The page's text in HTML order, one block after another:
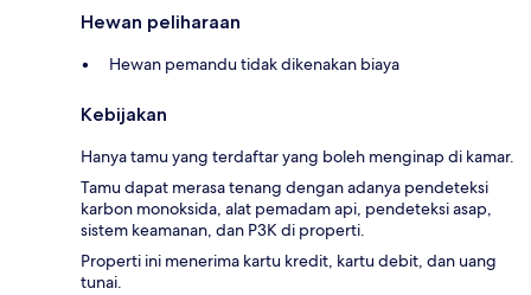
Hewan peliharaan
Hewan pemandu tidak dikenakan biaya
Kebijakan
Hanya tamu yang terdaftar yang boleh menginap di kamar.
Tamu dapat merasa tenang dengan adanya pendeteksi
karbon monoksida, alat pemadam api, pendeteksi asap,
sistem keamanan, dan P3K di properti.
Properti ini menerima kartu kredit, kartu debit, dan uang
tunai.